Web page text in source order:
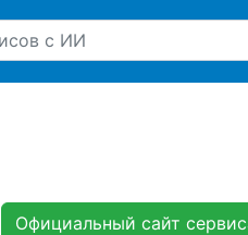
Официальный сайт